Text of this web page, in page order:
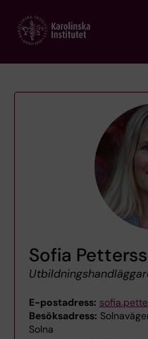
main
Sofia
E-postadress:
Besöksadress:
Solna